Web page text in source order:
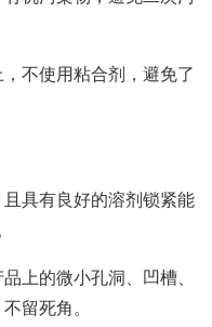
不使用粘合剂，避免了
具有良好的溶剂锁紧能
上的微小孔洞、凹槽、
留死角。